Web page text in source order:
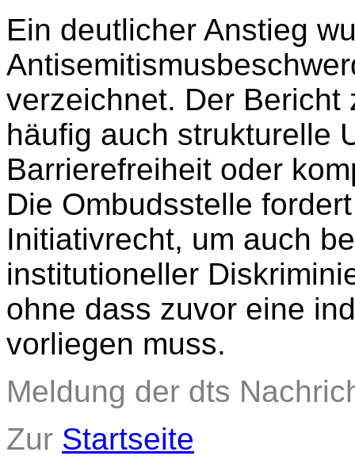
Ein deutlicher Anstieg
verzeichnet. Der
häufig auch strukturelle
Barrierefreiheit oder
Die Ombudsstelle
Initiativrecht, um auch
institutioneller
ohne dass zuvor eine
vorliegen muss.
Meldung der dts
Zur Startseite